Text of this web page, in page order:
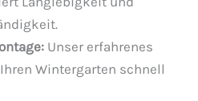
Unser erfahrenes
Wintergarten schnell